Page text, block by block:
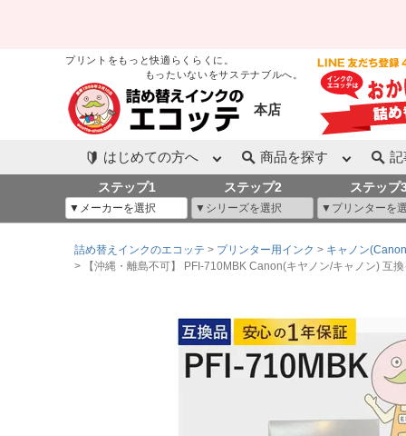
プリントをもっと快適らくらくに。
もったいないをサステナブルへ。
本店
はじめての方へ 商品を探す 記
ステップ1 ステップ2 ステップ
詰め替えインクのエコッテ プリンター用インク キャノン
【沖縄・離島不可】 PFI-710MBK Canon(キヤノン/キャノン)